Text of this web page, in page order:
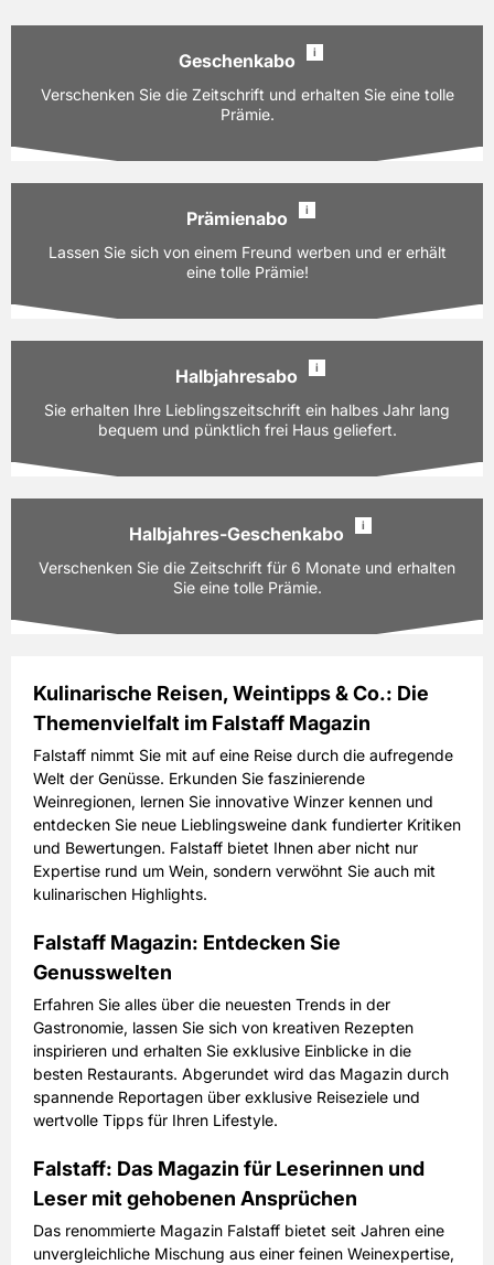
Geschenkabo i
Verschenken Sie die Zeitschrift und erhalten Sie eine tolle
Prämie.
Ausgaben:
10 Hefte für je z.Zt. 11,50 EUR
12 Monate
PAYBACK:
115,00 EUR
inkl. gesetzl. MwSt. & Versand
Prämie auswählen
Prämienabo i
Lassen Sie sich von einem Freund werben und er erhält
eine tolle Prämie!
Ausgaben:
10 Hefte für je z.Zt. 11,50 EUR
Laufzeit:
12 Monate
PAYBACK:
115,00 EUR
inkl. gesetzl. MwSt. & Versand
Prämie auswählen
Halbjahresabo i
Sie erhalten Ihre Lieblingszeitschrift ein halbes Jahr lang
bequem und pünktlich frei Haus geliefert.
Ausgaben:
5 Hefte für je z.Zt. 11,50 EUR
6 Monate
PAYBACK:
inkl. gesetzl. MwSt. & Versand
Halbjahres-Geschenkabo i
Verschenken Sie die Zeitschrift für 6 Monate und erhalten
Sie eine tolle Prämie.
Ausgaben:
5 Hefte für je z.Zt. 11,50 EUR
Laufzeit:
6 Monate
PAYBACK:
30 Basispunkte
Preis 57,50 EUR
inkl. gesetzl. MwSt. & Versand
Prämie auswählen
Kulinarische Reisen, Weintipps & Co.: Die
Themenvielfalt im Falstaff Magazin
Falstaff nimmt Sie mit auf eine Reise durch die aufregende
Welt der Genüsse. Erkunden Sie faszinierende
Weinregionen, lernen Sie innovative Winzer kennen und
entdecken Sie neue Lieblingsweine dank fundierter Kritiken
und Bewertungen. Falstaff bietet Ihnen aber nicht nur
Expertise rund um Wein, sondern verwöhnt Sie auch mit
kulinarischen Highlights.
Falstaff Magazin: Entdecken Sie
Genusswelten
Erfahren Sie alles über die neuesten Trends in der
Gastronomie, lassen Sie sich von kreativen Rezepten
inspirieren und erhalten Sie exklusive Einblicke in die
besten Restaurants. Abgerundet wird das Magazin durch
spannende Reportagen über exklusive Reiseziele und
wertvolle Tipps für Ihren Lifestyle.
Falstaff: Das Magazin für Leserinnen und
Leser mit gehobenen Ansprüchen
Das renommierte Magazin Falstaff bietet seit Jahren eine
unvergleichliche Mischung aus einer feinen Weinexpertise,